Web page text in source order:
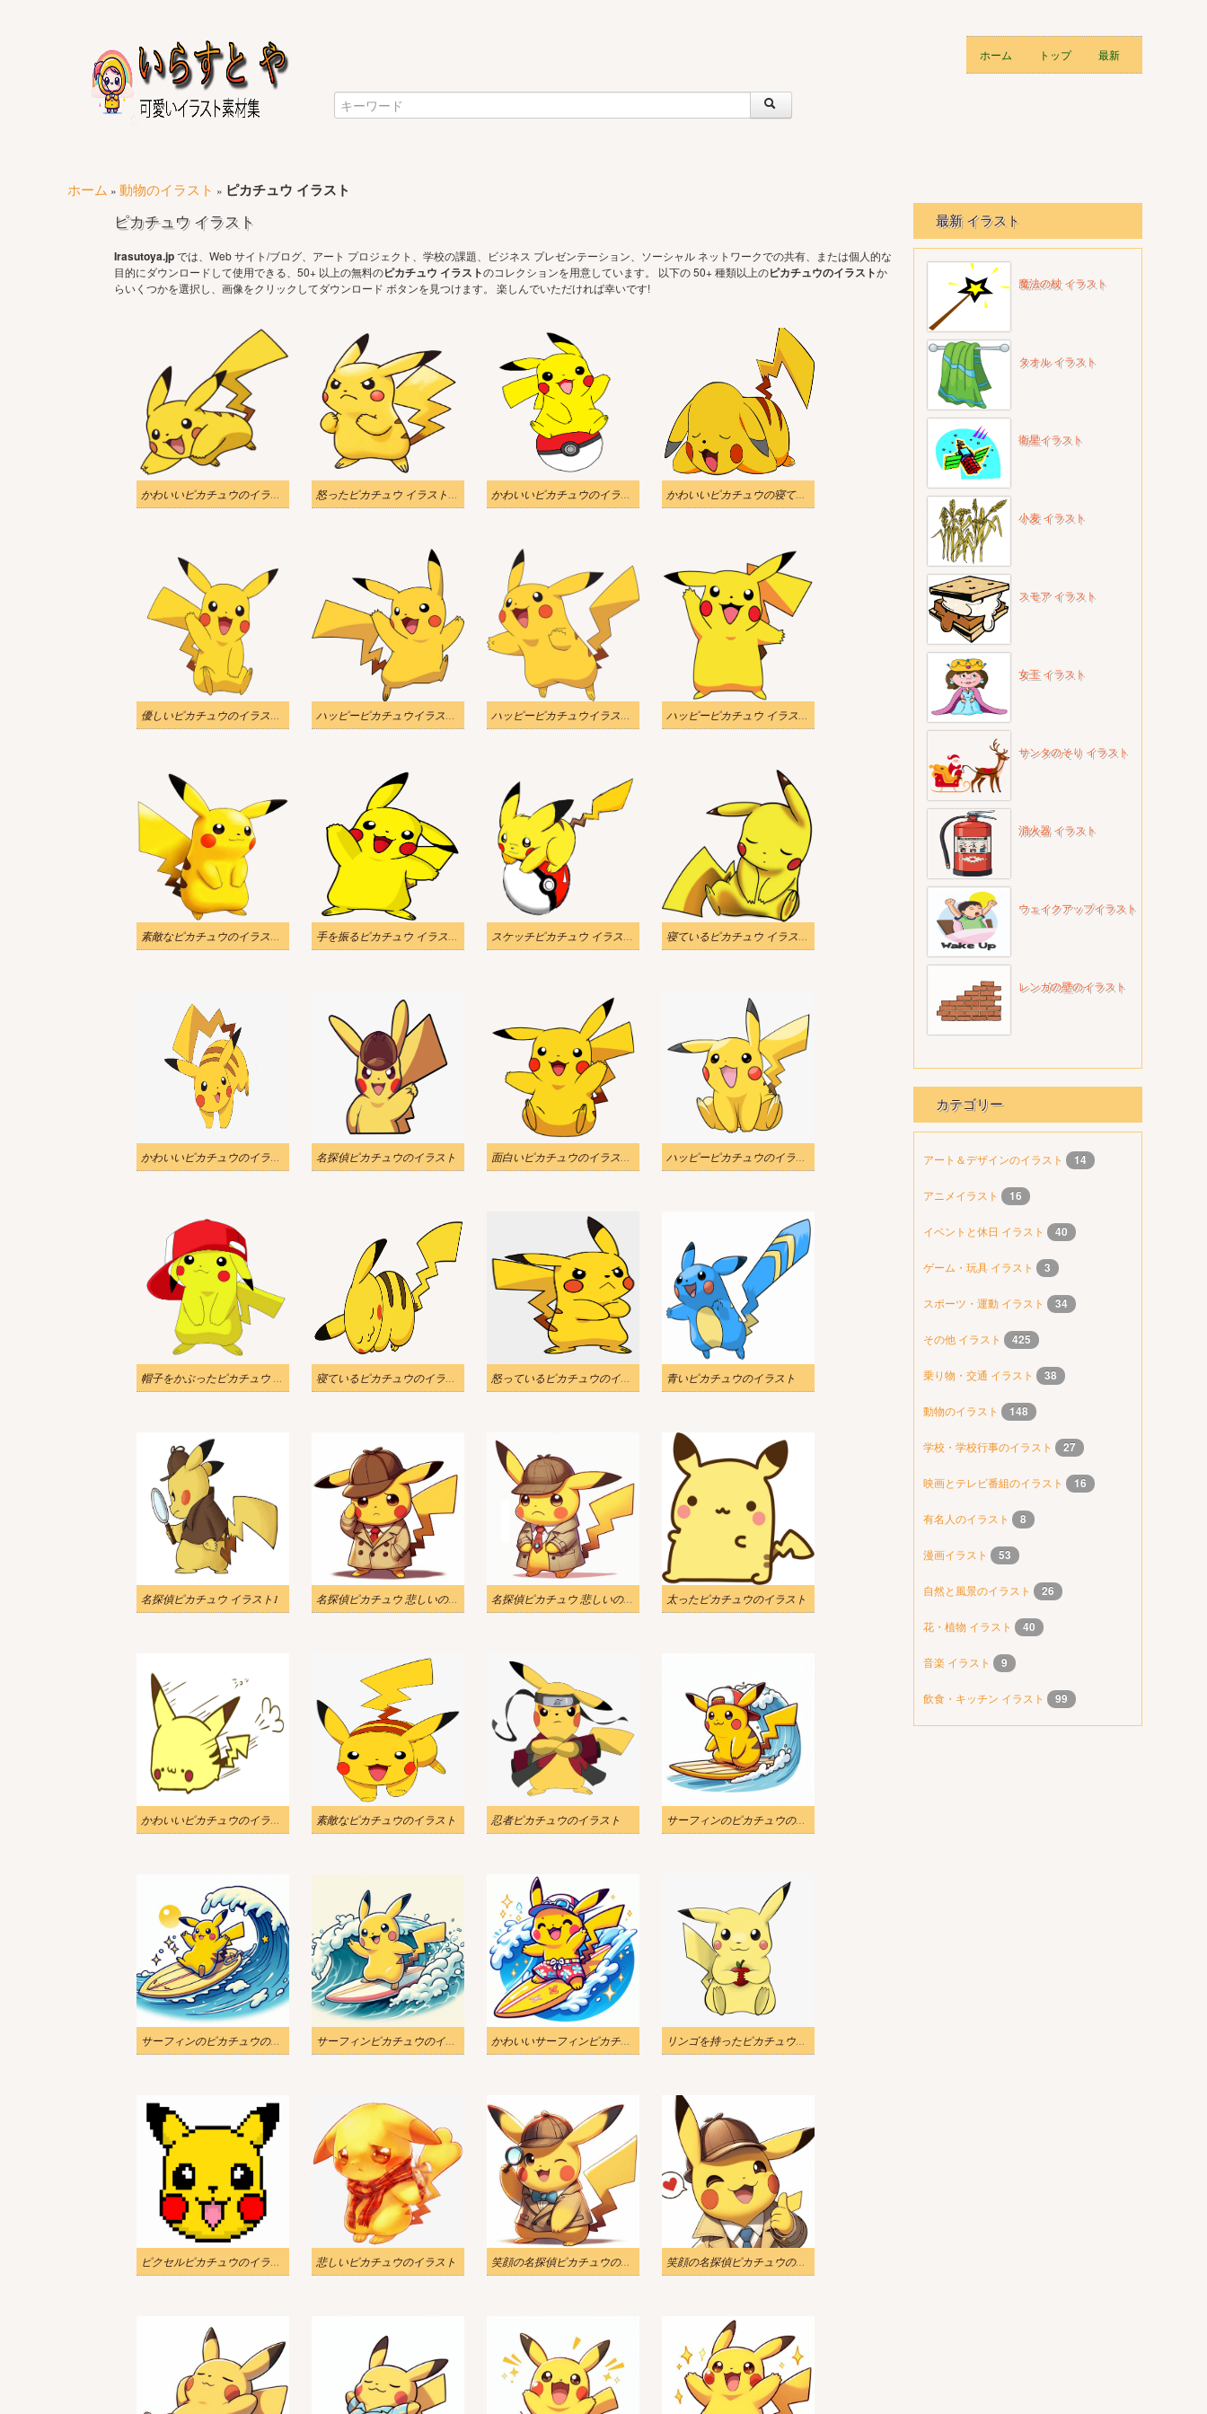
ホーム トップ 最新
ホーム » 動物のイラスト » ピカチュウ イラスト
ピカチュウ イラスト
Irasutoya.jpでは、Web サイト/ブログ、アート プロジェクト、学校の課題、ビジネス プレゼンテーション、ソーシャル ネットワークでの共有、または個人的な
目的にダウンロードして使用できる、50+ 以上の無料のピカチュウ イラストのコレクションを用意しています。 以下の 50+ 種類以上のピカチュウのイラストか
らいくつかを選択し、画像をクリックしてダウンロード ボタンを見つけます。 楽しんでいただければ幸いです!
かわいいピカチュウのイラスト透明 怒ったピカチュウ イラスト透明 かわいいピカチュウのイラスト透明 2 かわいいピカチュウの寝ているイラスト透明
優しいピカチュウのイラスト透明 ハッピーピカチュウイラスト透明1 ハッピーピカチュウイラスト透明2 ハッピーピカチュウ イラスト透明
素敵なピカチュウのイラスト透明 手を振るピカチュウ イラスト透明 スケッチピカチュウ イラスト透明 寝ているピカチュウ イラスト透明
かわいいピカチュウのイラスト 名探偵ピカチュウのイラスト 面白いピカチュウのイラスト透明 ハッピーピカチュウのイラスト
帽子をかぶったピカチュウ イラスト透明 寝ているピカチュウのイラスト 怒っているピカチュウのイラスト 青いピカチュウのイラスト
名探偵ピカチュウ イラスト1 名探偵ピカチュウ 悲しいのイラスト 名探偵ピカチュウ 悲しいのイラスト 2 太ったピカチュウのイラスト
かわいいピカチュウのイラスト 2 素敵なピカチュウのイラスト 忍者ピカチュウのイラスト サーフィンのピカチュウのイラスト
サーフィンのピカチュウのイラスト 2 サーフィンピカチュウのイラスト無料 かわいいサーフィンピカチュウのイラスト リンゴを持ったピカチュウのイラスト
ピクセルピカチュウのイラスト 悲しいピカチュウのイラスト 笑顔の名探偵ピカチュウのイラスト 笑顔の名探偵ピカチュウのイラスト 2
最新 イラスト
魔法の杖 イラスト
タオル イラスト
衛星イラスト
小麦 イラスト
スモア イラスト
女王 イラスト
サンタのそり イラスト
消火器 イラスト
ウェイクアップイラスト
レンガの壁のイラスト
カテゴリー
アート＆デザインのイラスト 14
アニメイラスト 16
イベントと休日 イラスト 40
ゲーム・玩具 イラスト 3
スポーツ・運動 イラスト 34
その他 イラスト 425
乗り物・交通 イラスト 38
動物のイラスト 148
学校・学校行事のイラスト 27
映画とテレビ番組のイラスト 16
有名人のイラスト 8
漫画イラスト 53
自然と風景のイラスト 26
花・植物 イラスト 40
音楽 イラスト 9
飲食・キッチン イラスト 99